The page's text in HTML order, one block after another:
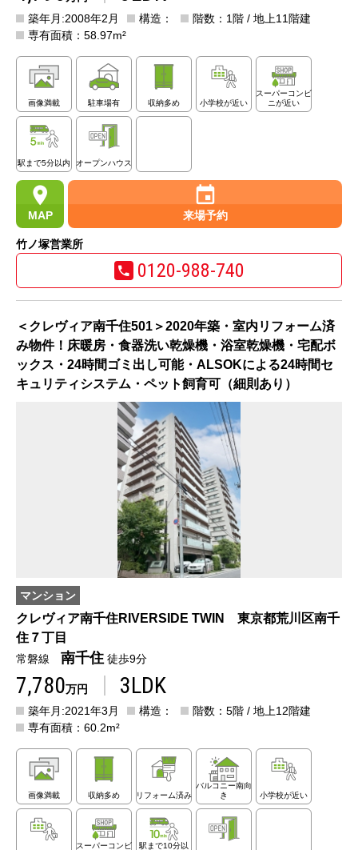
竹ノ塚営業所
0120-988-740
築年月:2008年2月 構造：
階数：1階 / 地上11階建
専有面積：58.97m²
画像満載 駐車場有 収納多め 小学校が近い
スーパーコンビ
ニが近い
駅まで5分以内 オープンハウス
MAP 来場予約
＜クレヴィア南千住501＞2020年築・室内リフォーム済
み物件！床暖房・食器洗い乾燥機・浴室乾燥機・宅配ボ
ックス・24時間ゴミ出し可能・ALSOKによる24時間セ
キュリティシステム・ペット飼育可（細則あり）
マンション
クレヴィア南千住RIVERSIDE TWIN 東京都荒川区南千
住７丁目
常磐線 南千住 徒歩9分
7,780万円 3LDK
築年月:2021年3月 構造：
階数：5階 / 地上12階建
専有面積：60.2m²
画像満載 収納多め リフォーム済み
バルコニー南向
き
小学校が近い
スーパーコンビ 駅まで10分以